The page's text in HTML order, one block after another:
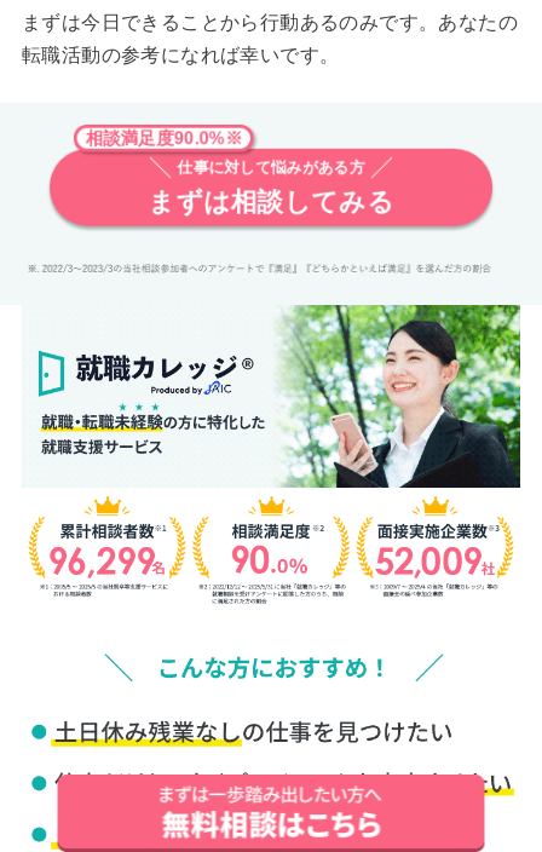
まずは今日できることから行動あるのみです。あなたの
転職活動の参考になれば幸いです。
相談満足度90.0%※
仕事に対して悩みがある方
まずは相談してみる